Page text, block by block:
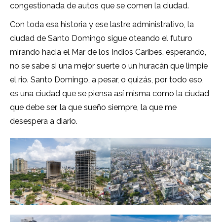
congestionada de autos que se comen la ciudad.
Con toda esa historia y ese lastre administrativo, la
ciudad de Santo Domingo sigue oteando el futuro
mirando hacia el Mar de los Indios Caribes, esperando,
no se sabe si una mejor suerte o un huracán que limpie
el rio. Santo Domingo, a pesar, o quizás, por todo eso,
es una ciudad que se piensa así misma como la ciudad
que debe ser, la que sueño siempre, la que me
desespera a diario.